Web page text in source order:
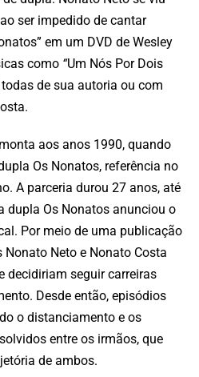
ser impedido de cantar
em um DVD de Wesley
como “Um Nós Por Dois
todas de sua autoria ou com
aos anos 1990, quando
Os Nonatos, referência no
A parceria durou 27 anos, até
dupla Os Nonatos anunciou o
Por meio de uma publicação
Neto e Nonato Costa
decidiriam seguir carreiras
Desde então, episódios
o distanciamento e os
entre os irmãos, que
de ambos.